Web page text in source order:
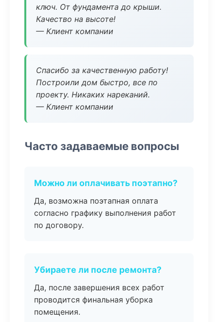
ключ. От фундамента до крыши.
Качество на высоте!
— Клиент компании
Спасибо за качественную работу!
Построили дом быстро, все по
проекту. Никаких нареканий.
— Клиент компании
Часто задаваемые вопросы
Можно ли оплачивать поэтапно?
Да, возможна поэтапная оплата
согласно графику выполнения работ
по договору.
Убираете ли после ремонта?
Да, после завершения всех работ
проводится финальная уборка
помещения.